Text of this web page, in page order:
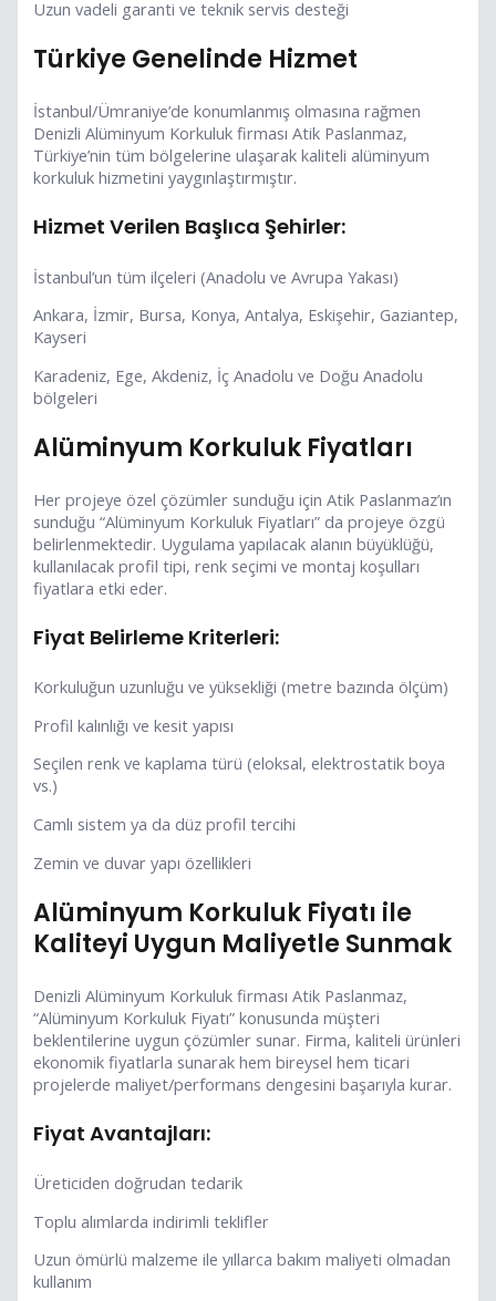
Uzun vadeli garanti ve teknik servis desteği
Türkiye Genelinde Hizmet
İstanbul/Ümraniye’de konumlanmış olmasına rağmen
Denizli Alüminyum Korkuluk firması Atik Paslanmaz,
Türkiye’nin tüm bölgelerine ulaşarak kaliteli alüminyum
korkuluk hizmetini yaygınlaştırmıştır.
Hizmet Verilen Başlıca Şehirler:
İstanbul’un tüm ilçeleri (Anadolu ve Avrupa Yakası)
Ankara, İzmir, Bursa, Konya, Antalya, Eskişehir, Gaziantep,
Kayseri
Karadeniz, Ege, Akdeniz, İç Anadolu ve Doğu Anadolu
bölgeleri
Alüminyum Korkuluk Fiyatları
Her projeye özel çözümler sunduğu için Atik Paslanmaz’ın
sunduğu “Alüminyum Korkuluk Fiyatları” da projeye özgü
belirlenmektedir. Uygulama yapılacak alanın büyüklüğü,
kullanılacak profil tipi, renk seçimi ve montaj koşulları
fiyatlara etki eder.
Fiyat Belirleme Kriterleri:
Korkuluğun uzunluğu ve yüksekliği (metre bazında ölçüm)
Profil kalınlığı ve kesit yapısı
Seçilen renk ve kaplama türü (eloksal, elektrostatik boya
vs.)
Camlı sistem ya da düz profil tercihi
Zemin ve duvar yapı özellikleri
Alüminyum Korkuluk Fiyatı ile
Kaliteyi Uygun Maliyetle Sunmak
Denizli Alüminyum Korkuluk firması Atik Paslanmaz,
“Alüminyum Korkuluk Fiyatı” konusunda müşteri
beklentilerine uygun çözümler sunar. Firma, kaliteli ürünleri
ekonomik fiyatlarla sunarak hem bireysel hem ticari
projelerde maliyet/performans dengesini başarıyla kurar.
Fiyat Avantajları:
Üreticiden doğrudan tedarik
Toplu alımlarda indirimli teklifler
Uzun ömürlü malzeme ile yıllarca bakım maliyeti olmadan
kullanım